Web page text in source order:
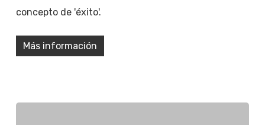
concepto de 'éxito'.
Más información